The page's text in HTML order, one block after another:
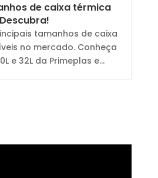
de caixa térmica
tamanhos de caixa
no mercado. Conheça
e 32L da Primeplas e...